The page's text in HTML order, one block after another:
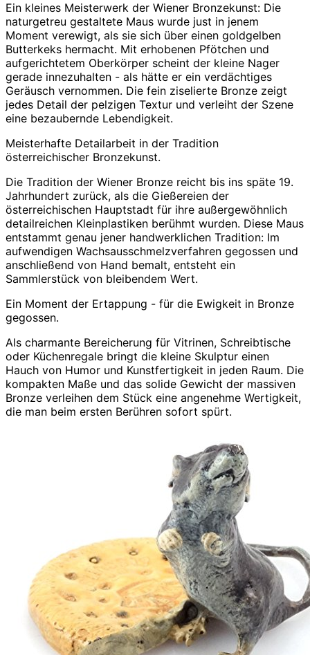
Ein kleines Meisterwerk der Wiener Bronzekunst: Die
naturgetreu gestaltete Maus wurde just in jenem
Moment verewigt, als sie sich über einen goldgelben
Butterkeks hermacht. Mit erhobenen Pfötchen und
aufgerichtetem Oberkörper scheint der kleine Nager
gerade innezuhalten - als hätte er ein verdächtiges
Geräusch vernommen. Die fein ziselierte Bronze zeigt
jedes Detail der pelzigen Textur und verleiht der Szene
eine bezaubernde Lebendigkeit.
Meisterhafte Detailarbeit in der Tradition
österreichischer Bronzekunst.
Die Tradition der Wiener Bronze reicht bis ins späte 19.
Jahrhundert zurück, als die Gießereien der
österreichischen Hauptstadt für ihre außergewöhnlich
detailreichen Kleinplastiken berühmt wurden. Diese Maus
entstammt genau jener handwerklichen Tradition: Im
aufwendigen Wachsausschmelzverfahren gegossen und
anschließend von Hand bemalt, entsteht ein
Sammlerstück von bleibendem Wert.
Ein Moment der Ertappung - für die Ewigkeit in Bronze
gegossen.
Als charmante Bereicherung für Vitrinen, Schreibtische
oder Küchenregale bringt die kleine Skulptur einen
Hauch von Humor und Kunstfertigkeit in jeden Raum. Die
kompakten Maße und das solide Gewicht der massiven
Bronze verleihen dem Stück eine angenehme Wertigkeit,
die man beim ersten Berühren sofort spürt.